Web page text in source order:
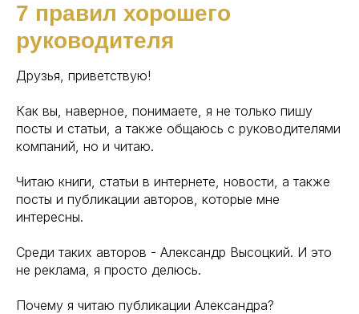
7 правил хорошего
руководителя
Друзья, приветствую!
Как вы, наверное, понимаете, я не только пишу
посты и статьи, а также общаюсь с руководителями
компаний, но и читаю.
Читаю книги, статьи в интернете, новости, а также
посты и публикации авторов, которые мне
интересны.
Среди таких авторов - Александр Высоцкий. И это
не реклама, я просто делюсь.
Почему я читаю публикации Александра?